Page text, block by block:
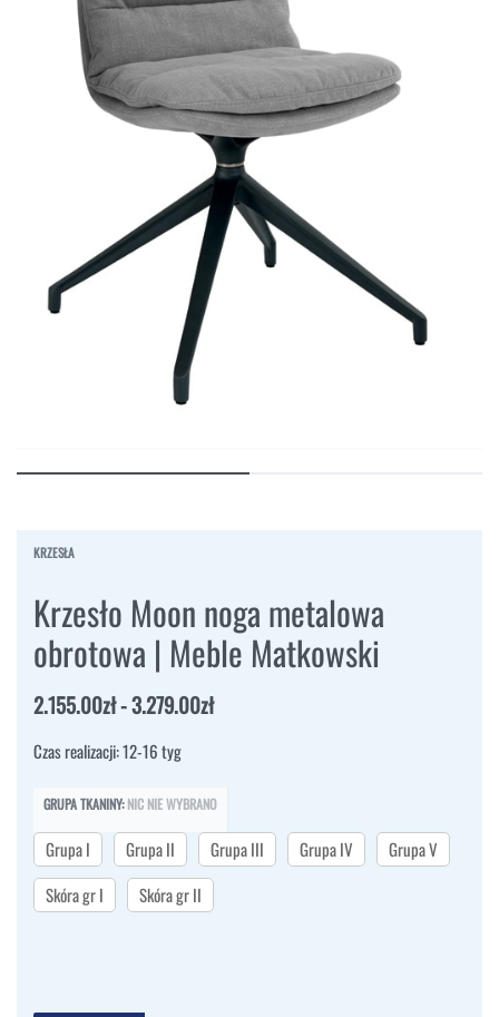
KRZESŁA
Krzesło Moon noga metalowa
obrotowa | Meble Matkowski
2.155.00zł 3.279.00zł
Czas realizacji: 12-16 tyg
GRUPA TKANINY: NIC NIE WYBRANO
Grupa I Grupa II Grupa III Grupa IV
Grupa V
Skóra gr I
Skóra gr II